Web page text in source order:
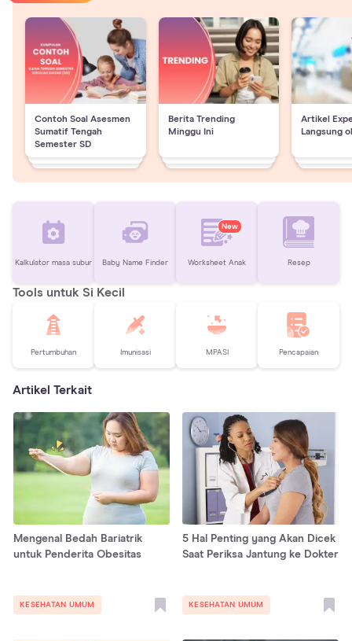
Contoh Soal Asesmen
Sumatif Tengah
Semester SD
Berita Trending
Minggu Ini
Artikel
Langsung
Kalkulator masa subur Baby Name Finder
New
Worksheet Anak Resep
Tools untuk Si Kecil
Pertumbuhan Imunisasi MPASI Pencapaian
Artikel Terkait
Mengenal Bedah Bariatrik
untuk Penderita Obesitas
KESEHATAN UMUM
5 Hal Penting yang Akan Dicek
Saat Periksa Jantung ke Dokter
KESEHATAN UMUM